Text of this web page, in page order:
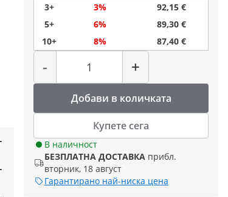
3+
3%
92,15 €
5+
6%
89,30 €
10+
8% 87,40 €
-
Количество
+
Добави в количката
Купете сега
В наличност
БЕЗПЛАТНА ДОСТАВКА прибл.
вторник, 18 август
Гарантирано най-ниска цена